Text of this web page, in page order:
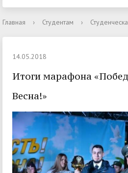
Главная › Студентам ›
14.05.2018
Итоги марафона
Весна!»